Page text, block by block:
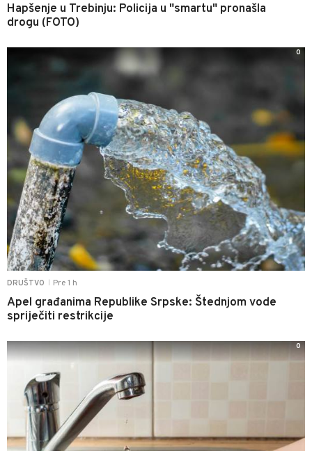
Hapšenje u Trebinju: Policija u "smartu" pronašla
drogu (FOTO)
DRUŠTVO Pre 1 h
Apel građanima Republike Srpske: Štednjom vode
spriječiti restrikcije
0
0